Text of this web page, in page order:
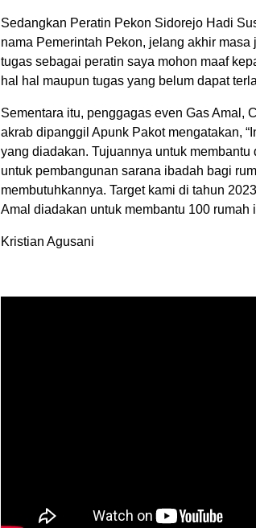
Sedangkan Peratin Pekon Sidorejo Hadi
nama Pemerintah Pekon, jelang akhir
tugas sebagai peratin saya mohon maaf
hal hal maupun tugas yang belum dapat
Sementara itu, penggagas even Gas Amal,
akrab dipanggil Apunk Pakot mengatakan,
yang diadakan. Tujuannya untuk
untuk pembangunan sarana ibadah bagi
membutuhkannya. Target kami di tahun
Amal diadakan untuk membantu 100 rumah
Kristian Agusani